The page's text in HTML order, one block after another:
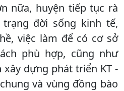
nữa, huyện tiếp tục rà
đời sống kinh tế,
việc làm để có cơ sở
phù hợp, cũng như
xây dựng phát triển KT -
và vùng đồng bào